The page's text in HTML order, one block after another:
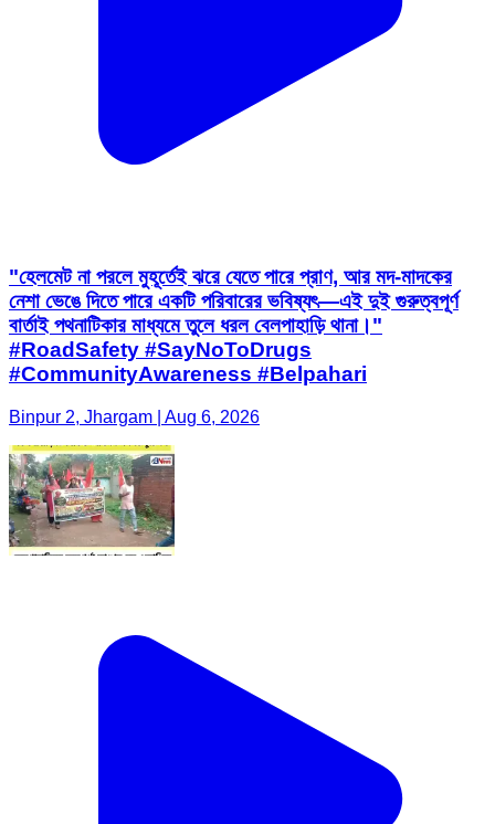
"হেলমেট না পরলে মুহূর্তেই ঝরে যেতে পারে প্রাণ, আর মদ-মাদকের
নেশা ভেঙে দিতে পারে একটি পরিবারের ভবিষ্যৎ—এই দুই গুরুত্বপূর্ণ
বার্তাই পথনাটিকার মাধ্যমে তুলে ধরল বেলপাহাড়ি থানা।"
#RoadSafety #SayNoToDrugs
#CommunityAwareness #Belpahari
Binpur 2, Jhargam | Aug 6, 2026